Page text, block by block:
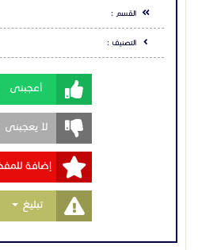
القسم :
التصنيف :
أعجبنى
لا يعجبنى
إضافة
تبليغ